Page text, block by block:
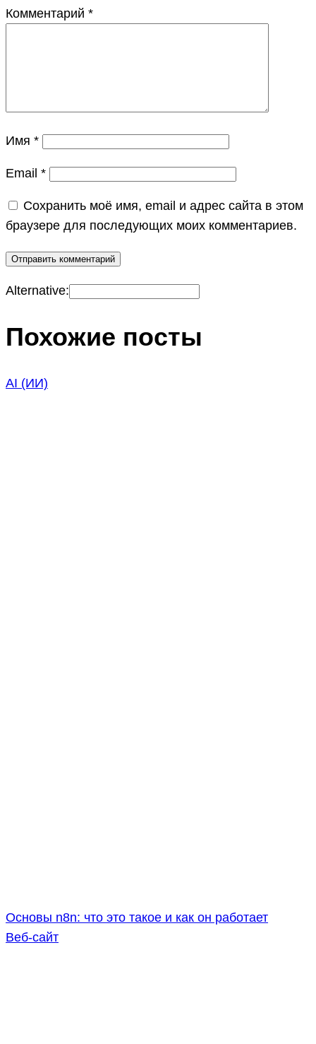
Комментарий *
Имя *
Email *
Сохранить моё имя, email и адрес сайта в этом
браузере для последующих моих комментариев.
Alternative:
Похожие посты
AI (ИИ)
Основы n8n: что это такое и как он работает
Веб-сайт